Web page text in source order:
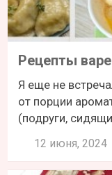
Рецепты
Я еще не
от порции
(подруги,
12 июня, 2024